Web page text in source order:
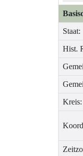
Staat:
Hist.
Kreis: